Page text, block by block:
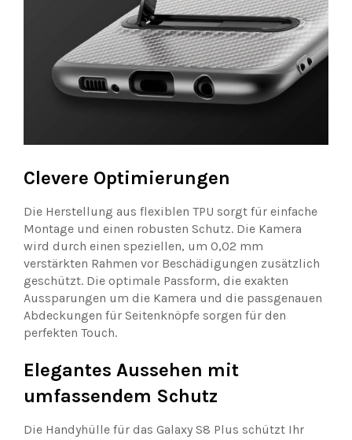
Clevere Optimierungen
Die Herstellung aus flexiblen TPU sorgt für einfache
Montage und einen robusten Schutz. Die Kamera
wird durch einen speziellen, um 0,02 mm
verstärkten Rahmen vor Beschädigungen zusätzlich
geschützt. Die optimale Passform, die exakten
Aussparungen um die Kamera und die passgenauen
Abdeckungen für Seitenknöpfe sorgen für den
perfekten Touch.
Elegantes Aussehen mit
umfassendem Schutz
Die Handyhülle für das Galaxy S8 Plus schützt Ihr